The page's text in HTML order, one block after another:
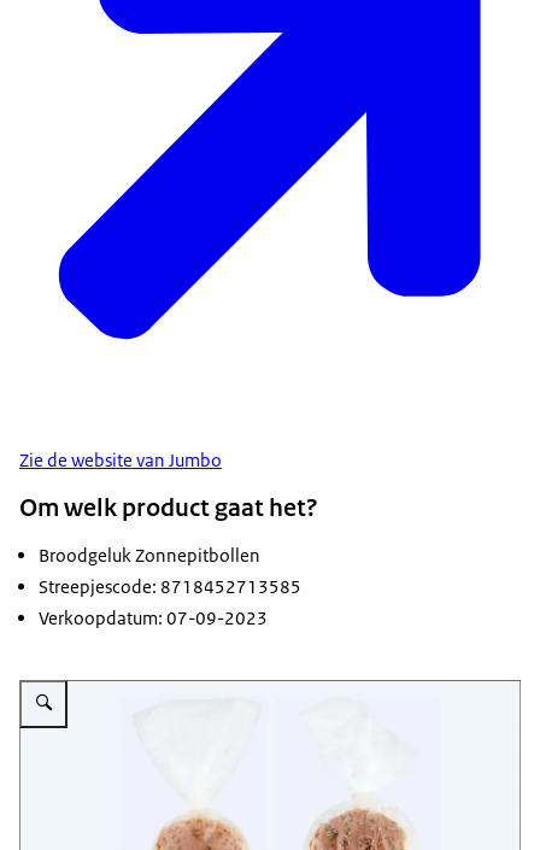
Zie de website van Jumbo
Om welk product gaat het?
Broodgeluk Zonnepitbollen
Streepjescode: 8718452713585
Verkoopdatum: 07-09-2023
Vergroot afbeelding Veiligheidswaarschuwing Broodgeluk Zonnepit Bollen